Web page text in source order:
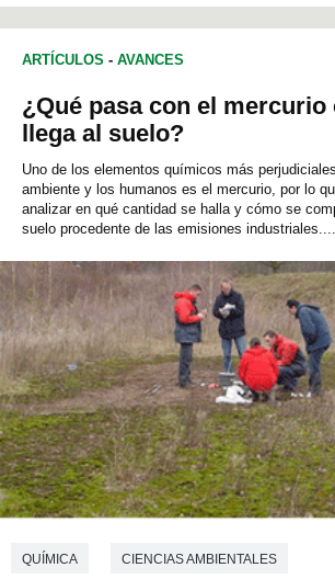
ARTÍCULOS - AVANCES
¿Qué pasa con el mercurio
llega al suelo?
Uno de los elementos químicos más
ambiente y los humanos es el mercurio, por lo
analizar en qué cantidad se halla y cómo se
suelo procedente de las emisiones industriales....
QUÍMICA CIENCIAS AMBIENTALES